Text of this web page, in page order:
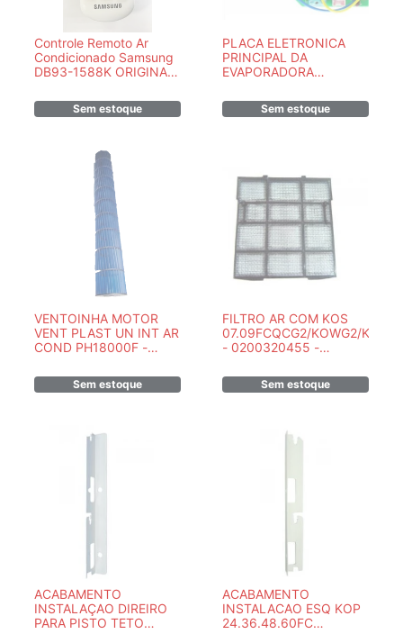
Controle Remoto Ar
Condicionado Samsung
DB93-1588K ORIGINAL
Sem estoque
PLACA ELETRONICA
PRINCIPAL DA
EVAPORADORA
201333190155
Sem estoque
VENTOINHA MOTOR
VENT PLAST UN INT AR
COND PH18000F -
Sem estoque
FILTRO AR COM KOS
07.09FCQCG2/KOWG2/
- 0200320455 -
Sem estoque
ACABAMENTO
INSTALAÇAO DIREIRO
PARA PISTO TETO
ACABAMENTO
INSTALACAO ESQ KOP
24.36.48.60FC